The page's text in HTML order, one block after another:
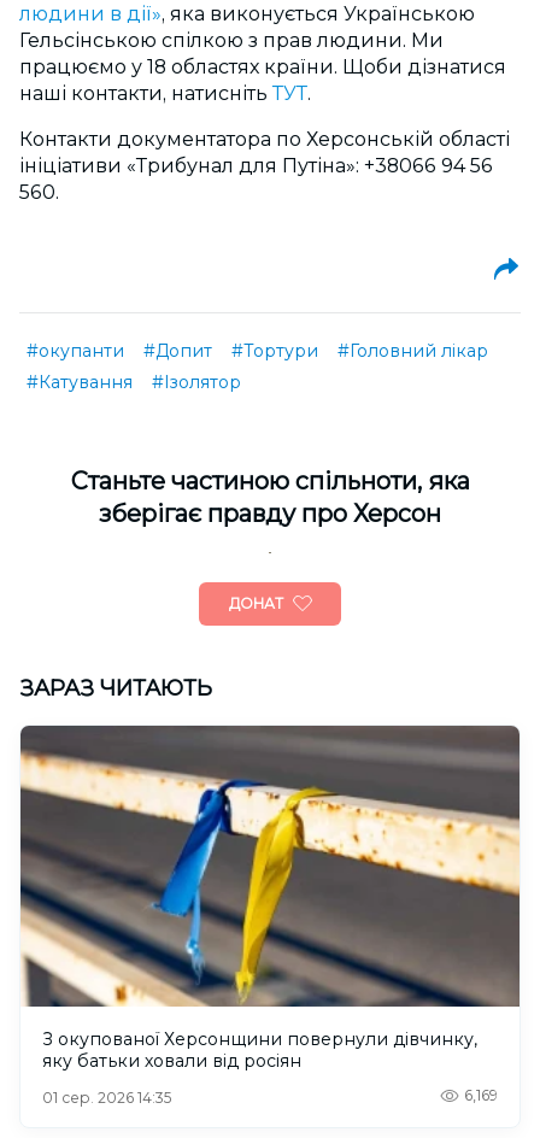
людини в дії», яка виконується Українською
Гельсінською спілкою з прав людини. Ми
працюємо у 18 областях країни. Щоби дізнатися
наші контакти, натиснітьТУТ.
Контакти документатора по Херсонській області
ініціативи «Трибунал для Путіна»: +38066 94 56
560.
#окупанти #Допит #Тортури
#Головний лікар
#Катування
#Ізолятор
Cтаньте частиною спільноти, яка
зберігає правду про Херсон
ДОНАТ
ЗАРАЗ ЧИТАЮТЬ
З окупованої Херсонщини повернули дівчинку,
яку батьки ховали від росіян
01 сер. 2026 14:35 6,169